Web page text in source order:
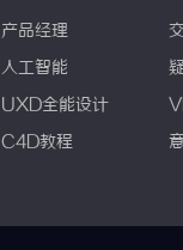
产品经理
人工智能
UXD全能设计
C4D教程